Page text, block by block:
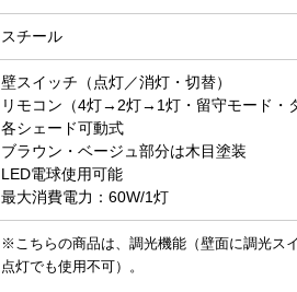
スチール
壁スイッチ（点灯／消灯・切替）
リモコン（4灯→2灯→1灯・留守モード・
各シェード可動式
ブラウン・ベージュ部分は木目塗装
LED電球使用可能
最大消費電力：60W/1灯
※こちらの商品は、調光機能（壁面に調光ス
点灯でも使用不可）。